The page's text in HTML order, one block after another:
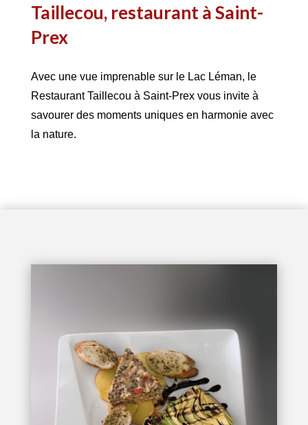
Taillecou, restaurant à Saint-
Prex
Avec une vue imprenable sur le Lac Léman, le
Restaurant Taillecou à Saint-Prex vous invite à
savourer des moments uniques en harmonie avec
la nature.